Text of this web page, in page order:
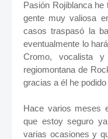
Pasión Rojiblanca he
gente muy valiosa
casos traspasó la
eventualmente lo
Cromo, vocalista
regiomontana de
gracias a él he
Hace varios meses
que estoy seguro
varias ocasiones y